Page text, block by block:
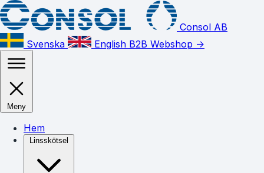
Consol AB
Svenska
English B2B Webshop ->
Meny
Hem